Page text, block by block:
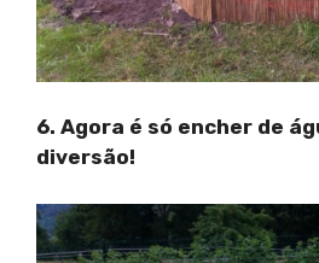
6. Agora é só encher de
diversão!